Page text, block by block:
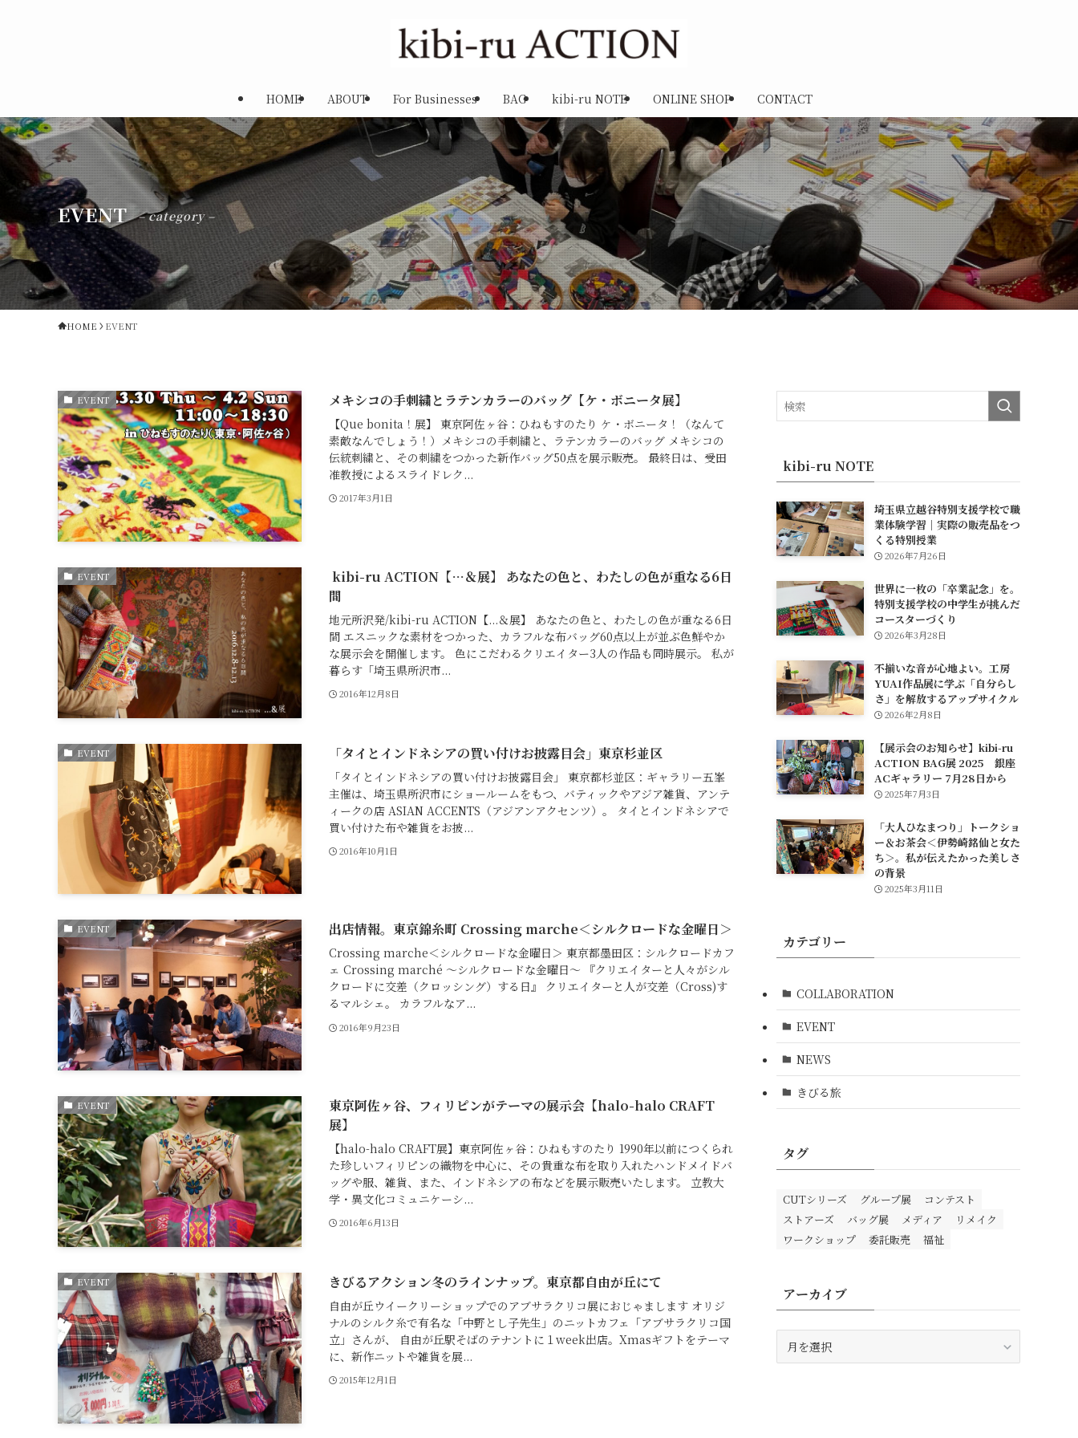
HOME ABOUT For Businesses BAG kibi-ru NOTE ONLINE SHOP CONTACT
EVENT – category –
HOME EVENT
EVENT メキシコの手刺繍とラテンカラーのバッグ【ケ・ボニータ展】
【Que bonita！展】 東京阿佐ヶ谷：ひねもすのたり ケ・ボニータ！（なんて
素敵なんでしょう！）メキシコの手刺繍と、ラテンカラーのバッグ メキシコの
伝統刺繍と、その刺繍をつかった新作バッグ50点を展示販売。 最終日は、受田
准教授によるスライドレク...
2017年3月1日
EVENT
kibi-ru ACTION【…＆展】 あなたの色と、わたしの色が重なる6日
間
地元所沢発/kibi-ru ACTION【...＆展】 あなたの色と、わたしの色が重なる6日
間 エスニックな素材をつかった、カラフルな布バッグ60点以上が並ぶ色鮮やか
な展示会を開催します。 色にこだわるクリエイター3人の作品も同時展示。 私が
暮らす「埼玉県所沢市...
2016年12月8日
EVENT 「タイとインドネシアの買い付けお披露目会」東京杉並区
「タイとインドネシアの買い付けお披露目会」 東京都杉並区：ギャラリー五峯
主催は、埼玉県所沢市にショールームをもつ、バティックやアジア雑貨、アンテ
ィークの店 ASIAN ACCENTS（アジアンアクセンツ）。 タイとインドネシアで
買い付けた布や雑貨をお披...
2016年10月1日
EVENT 出店情報。東京錦糸町 Crossing marche＜シルクロードな金曜日＞
Crossing marche＜シルクロードな金曜日＞ 東京都墨田区：シルクロードカフ
ェ Crossing marché 〜シルクロードな金曜日〜 『クリエイターと人々がシル
クロードに交差（クロッシング）する日』 クリエイターと人が交差（Cross)す
るマルシェ。 カラフルなア...
2016年9月23日
EVENT
東京阿佐ヶ谷、フィリピンがテーマの展示会【halo-halo CRAFT
展】
【halo-halo CRAFT展】東京阿佐ヶ谷：ひねもすのたり 1990年以前につくられ
た珍しいフィリピンの織物を中心に、その貴重な布を取り入れたハンドメイドバ
ッグや服、雑貨、また、インドネシアの布などを展示販売いたします。 立教大
学・異文化コミュニケーシ...
2016年6月13日
EVENT きびるアクション冬のラインナップ。東京都自由が丘にて
自由が丘ウイークリーショップでのアブサラクリコ展におじゃまします オリジ
ナルのシルク糸で有名な「中野とし子先生」のニットカフェ「アブサラクリコ国
立」さんが、 自由が丘駅そばのテナントに１week出店。Xmasギフトをテーマ
に、新作ニットや雑貨を展...
2015年12月1日
kibi-ru NOTE
埼玉県立越谷特別支援学校で職
業体験学習｜実際の販売品をつ
くる特別授業
2026年7月26日
世界に一枚の「卒業記念」を。
特別支援学校の中学生が挑んだ
コースターづくり
2026年3月28日
不揃いな音が心地よい。工房
YUAI作品展に学ぶ「自分らし
さ」を解放するアップサイクル
2026年2月8日
【展示会のお知らせ】kibi-ru
ACTION BAG展 2025 銀座
ACギャラリー 7月28日から
2025年7月3日
「大人ひなまつり」トークショ
ー＆お茶会＜伊勢崎銘仙と女た
ち＞。私が伝えたかった美しさ
の背景
2025年3月11日
カテゴリー
COLLABORATION
EVENT
NEWS
きびる旅
タグ
CUTシリーズ グループ展
コンテスト
ストアーズ
バッグ展 メディア
リメイク
ワークショップ
委託販売 福祉
アーカイブ